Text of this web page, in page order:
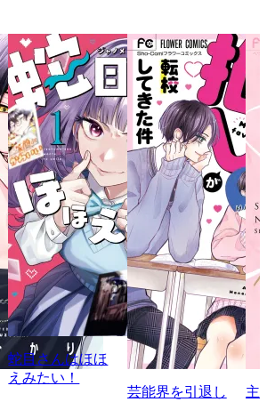
蛇目さんはほほ
えみたい！
芸能界を引退し
主